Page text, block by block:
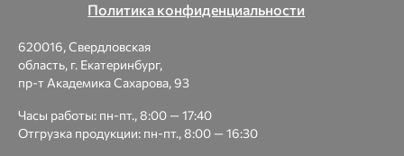
Политика конфиденциальности
620016, Свердловская
область, г. Екатеринбург,
пр-т Академика Сахарова, 93
Часы работы: пн-пт., 8:00 — 17:40
Отгрузка продукции: пн-пт., 8:00 — 16:30